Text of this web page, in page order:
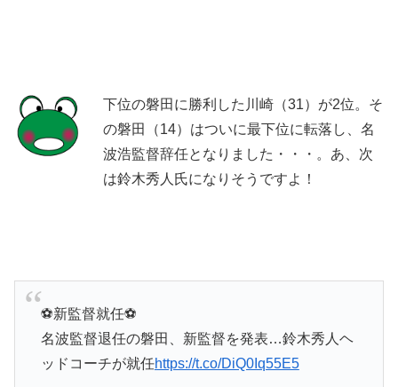
下位の磐田に勝利した川崎（31）が2位。そ
の磐田（14）はついに最下位に転落し、名
波浩監督辞任となりました・・・。あ、次
は鈴木秀人氏になりそうですよ！
⚽️新監督就任⚽️
名波監督退任の磐田、新監督を発表…鈴木秀人ヘ
ッドコーチが就任https://t.co/DiQ0Iq55E5